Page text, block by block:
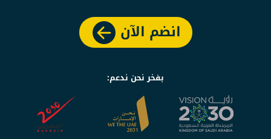
انضم الآن
بفخر نحن ندعم: